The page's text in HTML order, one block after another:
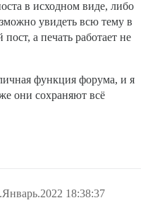
ставкой, но ставка
пока не будет
ВАША СТАВКА ");
{
в исходном виде, либо
увидеть всю тему в
а печать работает не
функция форума, и я
они сохраняют всё
18:38:37